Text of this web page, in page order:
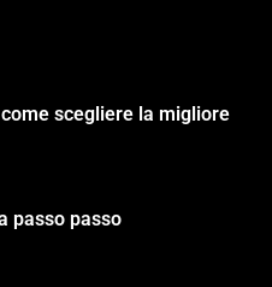
scegliere la migliore
passo passo